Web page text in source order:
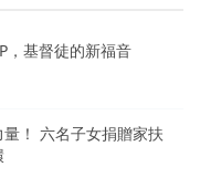
，基督徒的新福音
！ 六名子女捐贈家扶